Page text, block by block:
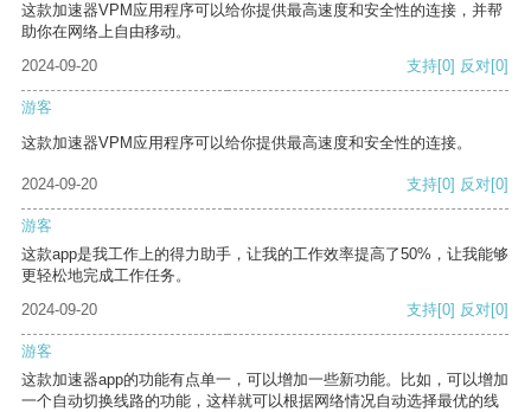
这款加速器VPM应用程序可以给你提供最高速度和安全性的连接，并帮
助你在网络上自由移动。
2024-09-20
支持[0] 反对[0]
游客
这款加速器VPM应用程序可以给你提供最高速度和安全性的连接。
2024-09-20 支持[0] 反对[0]
游客
这款app是我工作上的得力助手，让我的工作效率提高了50%，让我能够
更轻松地完成工作任务。
2024-09-20
支持[0] 反对[0]
游客
这款加速器app的功能有点单一，可以增加一些新功能。比如，可以增加
一个自动切换线路的功能，这样就可以根据网络情况自动选择最优的线